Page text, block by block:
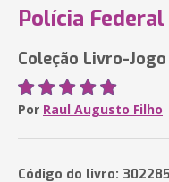
Polícia Federal
Coleção Livro-
Por Raul Augusto Filho
Código do livro: 302285